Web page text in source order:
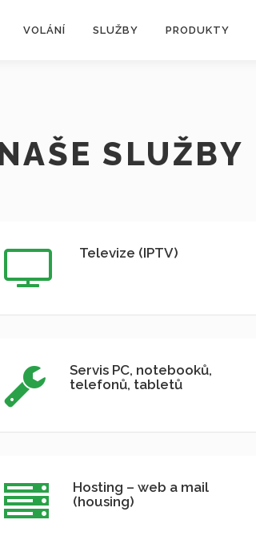
VOLÁNÍ SLUŽBY PRODUKTY
SLUŽBY
Televize (IPTV)
Servis PC, notebooků,
telefonů, tabletů
Hosting – web a mail
(housing)